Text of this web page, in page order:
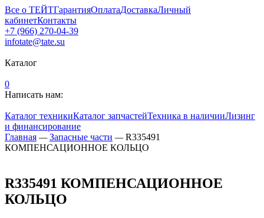
Все о ТЕЙТГарантияОплатаДоставкаЛичный
кабинетКонтакты
+7 (966) 270-04-39
infotate@tate.su
Каталог
0
Написать нам:
Каталог техникиКаталог запчастейТехника в наличииЛизинг
и финансирование
Главная — Запасные части — R335491
КОМПЕНСАЦИОННОЕ КОЛЬЦО
R335491 КОМПЕНСАЦИОННОЕ
КОЛЬЦО